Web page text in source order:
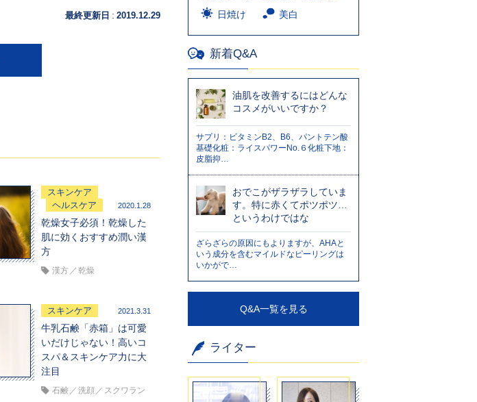
最終更新日 : 2019.12.29
スキンケア
ヘルスケア
2020.1.28
乾燥女子必須！乾燥した
肌に効くおすすめ潤い漢
方
漢方 乾燥
スキンケア 2021.3.31
牛乳石鹸「赤箱」は可愛
いだけじゃない！高いコ
スパ＆スキンケア力に大
注目
石鹸 洗顔 スクワラン
日焼け 美白
新着Q&A
油肌を改善するにはどんな
コスメがいいですか？
サプリ：ビタミンB2、B6、パントテン酸
基礎化粧：ライスパワーNo.６化粧下地：
皮脂抑…
おでこがザラザラしていま
す。特に赤くてポツポツ…
というわけではな
ざらざらの原因にもよりますが、AHAと
いう成分を含むマイルドなピーリングは
いかがで…
Q&A一覧を見る
ライター